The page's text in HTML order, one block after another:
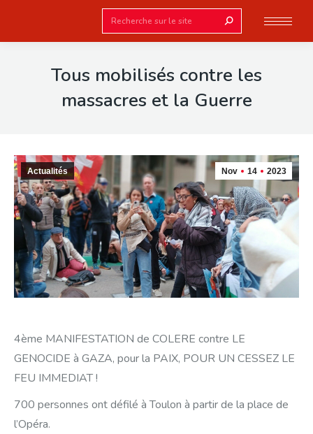
Search:
Tous mobilisés contre les
massacres et la Guerre
Nov 14 2023
Actualités
4ème MANIFESTATION de COLERE contre LE
GENOCIDE à GAZA, pour la PAIX, POUR UN CESSEZ LE
FEU IMMEDIAT !
700 personnes ont défilé à Toulon à partir de la place de
l’Opéra.